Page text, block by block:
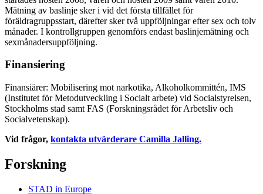
Mätning av baslinje sker i vid det första tillfället för
föräldragruppsstart, därefter sker två uppföljningar efter sex och tolv
månader. I kontrollgruppen genomförs endast baslinjemätning och
sexmånadersuppföljning.
Finansiering
Finansiärer: Mobilisering mot narkotika, Alkoholkommittén, IMS
(Institutet för Metodutveckling i Socialt arbete) vid Socialstyrelsen,
Stockholms stad samt FAS (Forskningsrådet för Arbetsliv och
Socialvetenskap).
Vid frågor, kontakta utvärderare Camilla Jalling.
Forskning
STAD in Europe